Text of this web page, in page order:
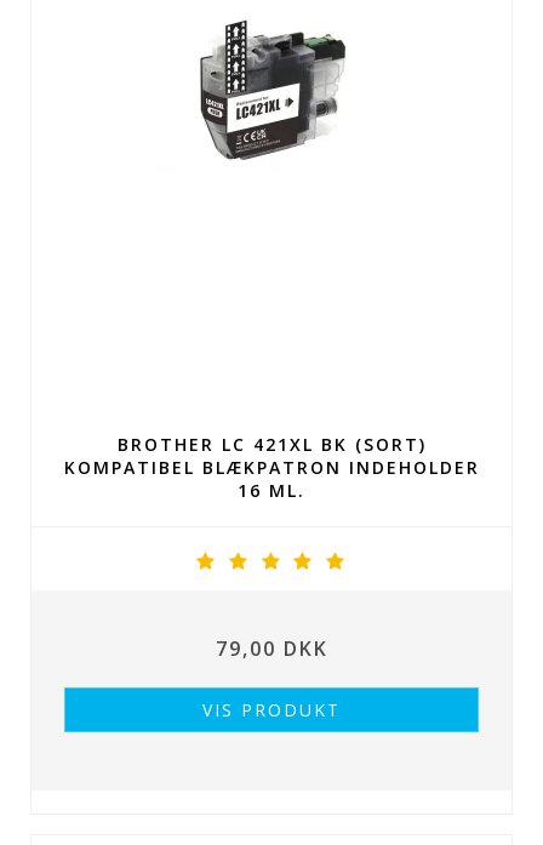
BROTHER LC 421XL BK (SORT)
KOMPATIBEL BLÆKPATRON INDEHOLDER
16 ML.
79,00 DKK
VIS PRODUKT